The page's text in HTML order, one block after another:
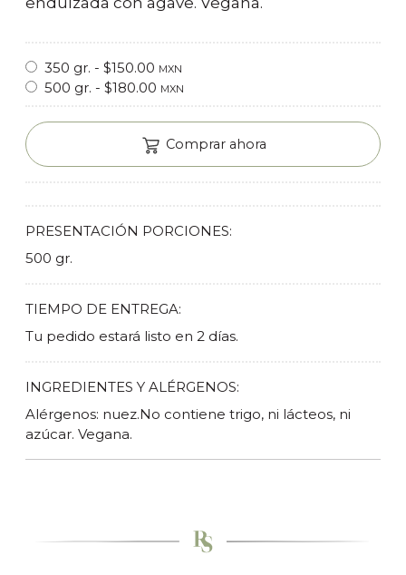
350 gr. - $150.00 MXN
500 gr. - $180.00 MXN
Comprar ahora
PRESENTACIÓN PORCIONES:
500 gr.
TIEMPO DE ENTREGA:
Tu pedido estará listo en 2 días.
INGREDIENTES Y ALÉRGENOS:
Alérgenos: nuez.No contiene trigo, ni lácteos, ni
azúcar. Vegana.